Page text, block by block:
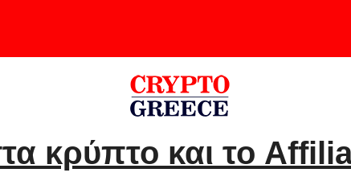
κρύπτο και το